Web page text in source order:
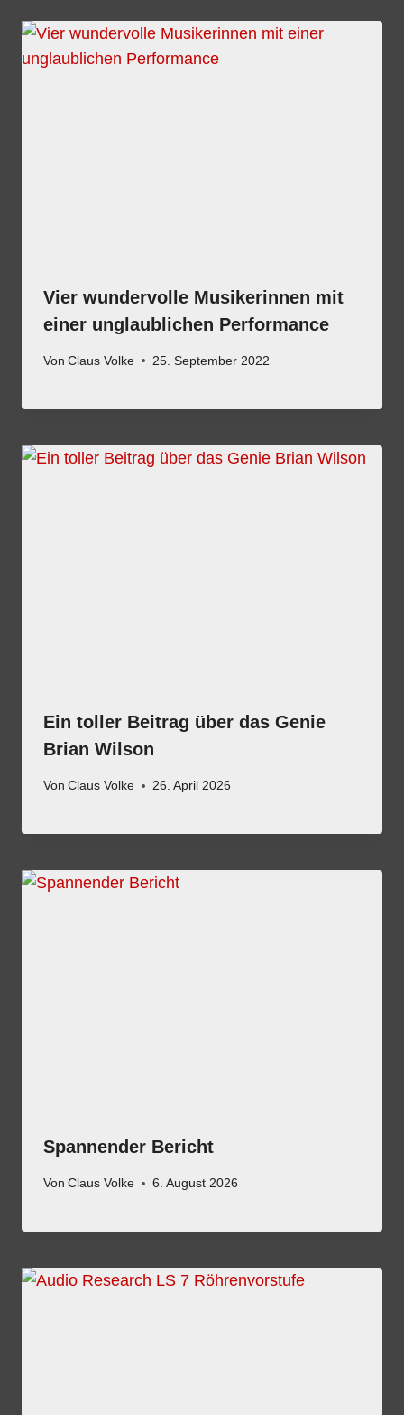
Vier wundervolle Musikerinnen mit
einer unglaublichen Performance
Von Claus Volke 25. September 2022
Ein toller Beitrag über das Genie
Brian Wilson
Von Claus Volke 26. April 2026
Spannender Bericht
Von Claus Volke 6. August 2026